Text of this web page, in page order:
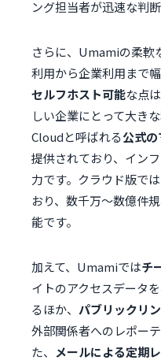
ング担当者が迅速な判
さらに、Umamiの柔軟
利用から企業利用まで幅
セルフホスト可能な点
しい企業にとって大き
Cloudと呼ばれる公式
提供されており、イン
力です。クラウド版で
おり、数千万〜数億件
能です。
加えて、Umamiではチ
イトのアクセスデータ
るほか、 パブリックリ
外部関係者へのレポー
た、 メールによる定期